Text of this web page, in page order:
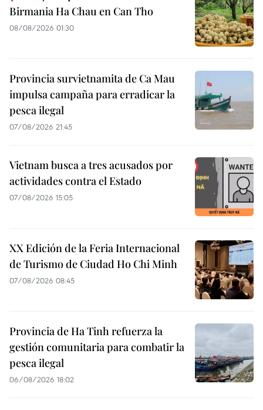
Birmania Ha Chau en Can Tho
08/08/2026 01:30
Provincia survietnamita de Ca Mau
impulsa campaña para erradicar la
pesca ilegal
07/08/2026 21:45
Vietnam busca a tres acusados por
actividades contra el Estado
07/08/2026 15:05
XX Edición de la Feria Internacional
de Turismo de Ciudad Ho Chi Minh
07/08/2026 08:45
Provincia de Ha Tinh refuerza la
gestión comunitaria para combatir la
pesca ilegal
06/08/2026 18:02